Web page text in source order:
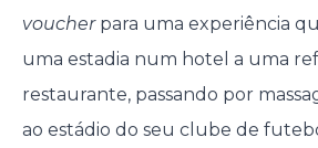
voucherpara uma experiência
uma estadia num hotel a uma
restaurante, passando por
ao estádio do seu clube de